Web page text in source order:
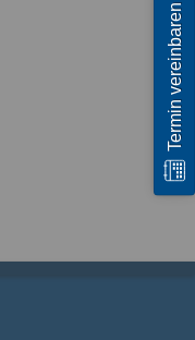
Termin vereinbaren